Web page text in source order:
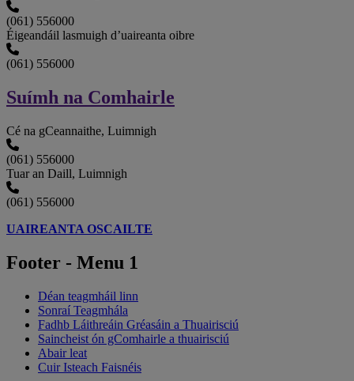
(061) 556000
Éigeandáil lasmuigh d’uaireanta oibre
(061) 556000
Suímh na Comhairle
Cé na gCeannaithe, Luimnigh
(061) 556000
Tuar an Daill, Luimnigh
(061) 556000
UAIREANTA OSCAILTE
Footer - Menu 1
Déan teagmháil linn
Sonraí Teagmhála
Fadhb Láithreáin Gréasáin a Thuairisciú
Saincheist ón gComhairle a thuairisciú
Abair leat
Cuir Isteach Faisnéis